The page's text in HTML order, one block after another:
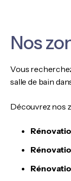
Nos
Vous
salle de bain
Découvrez nos